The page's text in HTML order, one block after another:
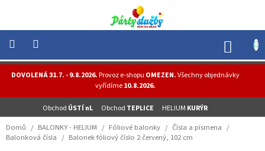
obsah
DOVOLENÁ 31.7. - 9.8.2026.Provoz e-shopu OMEZEN.Všechny objednávky
vyřídíme10.8.2026.
Obchod ÚSTÍ nL Obchod TEPLICE HELIUM KURÝR
NOVINKY
HELIUM
Domů / BALONKY - HELIUM / Fóliové balonky / Čísla a písmena /
Balonková čísla / Balonek fóliový číslo 2 červený, 102 cm